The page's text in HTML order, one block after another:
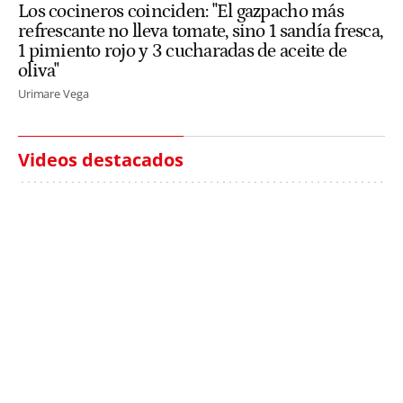
Los cocineros coinciden: "El gazpacho más
refrescante no lleva tomate, sino 1 sandía fresca,
1 pimiento rojo y 3 cucharadas de aceite de
oliva"
Urimare Vega
Videos destacados